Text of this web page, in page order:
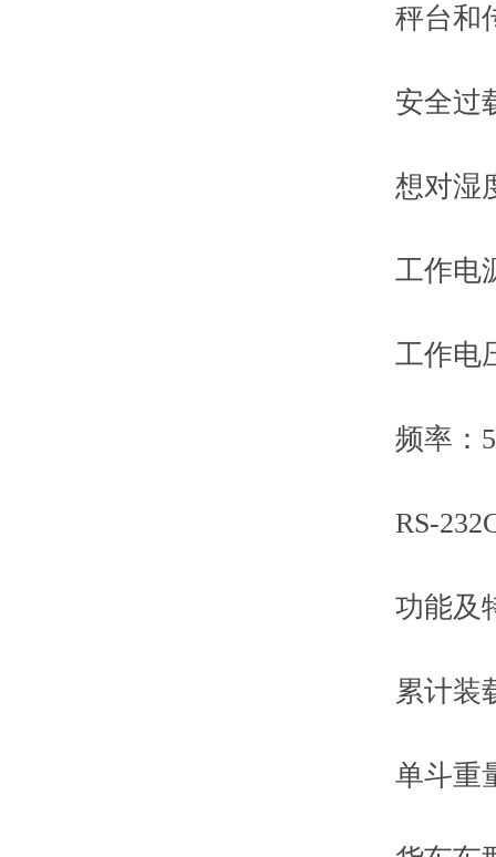
秤台和传
安全过载
想对湿
工作电源
工作电压
频率：
RS-232C
功能及
累计装载
单斗重量